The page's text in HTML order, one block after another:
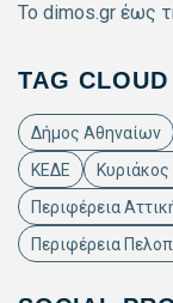
Το dimos.gr έως
TAG CLOUD
Δήμος Αθηναίων
ΚΕΔΕ
Περιφέρεια
Περιφέρεια